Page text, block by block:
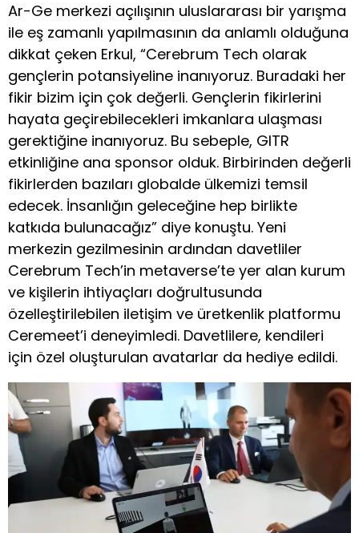
Ar-Ge merkezi açılışının uluslararası bir yarışma
ile eş zamanlı yapılmasının da anlamlı olduğuna
dikkat çeken Erkul, “Cerebrum Tech olarak
gençlerin potansiyeline inanıyoruz. Buradaki her
fikir bizim için çok değerli. Gençlerin fikirlerini
hayata geçirebilecekleri imkanlara ulaşması
gerektiğine inanıyoruz. Bu sebeple, GITR
etkinliğine ana sponsor olduk. Birbirinden değerli
fikirlerden bazıları globalde ülkemizi temsil
edecek. İnsanlığın geleceğine hep birlikte
katkıda bulunacağız” diye konuştu. Yeni
merkezin gezilmesinin ardından davetliler
Cerebrum Tech’in metaverse’te yer alan kurum
ve kişilerin ihtiyaçları doğrultusunda
özelleştirilebilen iletişim ve üretkenlik platformu
Ceremeet’i deneyimledi. Davetlilere, kendileri
için özel oluşturulan avatarlar da hediye edildi.